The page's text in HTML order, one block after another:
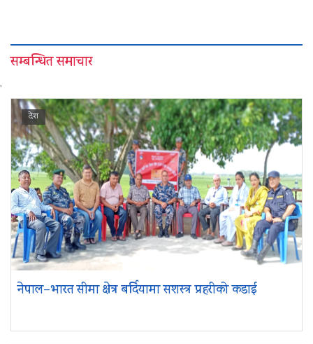
सम्बन्धित समाचार
'
देश
नेपाल–भारत सीमा क्षेत्र बर्दियामा सशस्त्र प्रहरीको कडाई